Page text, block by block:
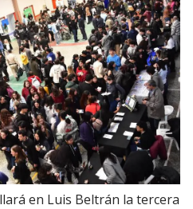
en Luis Beltrán la tercera